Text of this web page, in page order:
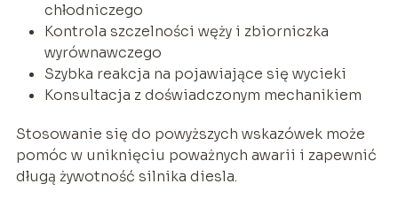
chłodniczego
Kontrola szczelności węży i zbiorniczka
wyrównawczego
Szybka reakcja na pojawiające się wycieki
Konsultacja z doświadczonym mechanikiem
Stosowanie się do powyższych wskazówek może
pomóc w uniknięciu poważnych awarii i zapewnić
długą żywotność silnika diesla.